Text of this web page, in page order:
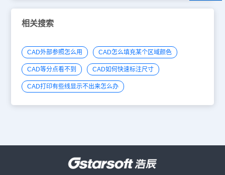
相关搜索
CAD外部参照怎么用 CAD怎么填充某个区域颜色
CAD等分点看不到 CAD如何快速标注尺寸
CAD打印有些线显示不出来怎么办